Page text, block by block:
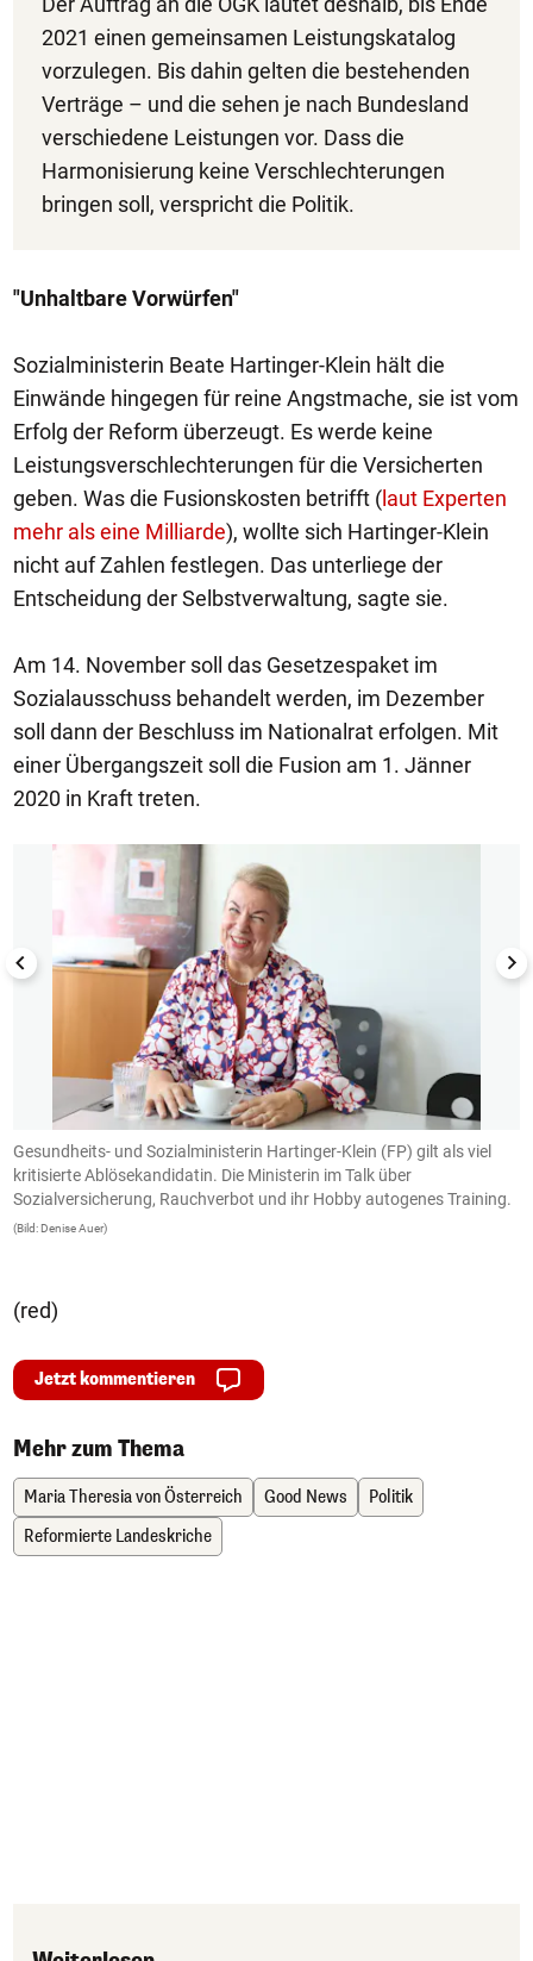
2021 einen gemeinsamen Leistungskatalog
vorzulegen. Bis dahin gelten die bestehenden
Verträge – und die sehen je nach Bundesland
verschiedene Leistungen vor. Dass die
Harmonisierung keine Verschlechterungen
bringen soll, verspricht die Politik.
"Unhaltbare Vorwürfen"
Sozialministerin Beate Hartinger-Klein hält die
Einwände hingegen für reine Angstmache, sie ist vom
Erfolg der Reform überzeugt. Es werde keine
Leistungsverschlechterungen für die Versicherten
geben. Was die Fusionskosten betrifft ( laut Experten
mehr als eine Milliarde), wollte sich Hartinger-Klein
nicht auf Zahlen festlegen. Das unterliege der
Entscheidung der Selbstverwaltung, sagte sie.
Am 14. November soll das Gesetzespaket im
Sozialausschuss behandelt werden, im Dezember
soll dann der Beschluss im Nationalrat erfolgen. Mit
einer Übergangszeit soll die Fusion am 1. Jänner
2020 in Kraft treten.
1/10
Gesundheits- und Sozialministerin Hartinger-Klein (FP) gilt als viel
kritisierte Ablösekandidatin. Die Ministerin im Talk über
Sozialversicherung, Rauchverbot und ihr Hobby autogenes Training.
(Bild: Denise Auer)
(red)
Jetzt kommentieren
Mehr zum Thema
Maria Theresia von Österreich Good News
Politik
Reformierte Landeskriche